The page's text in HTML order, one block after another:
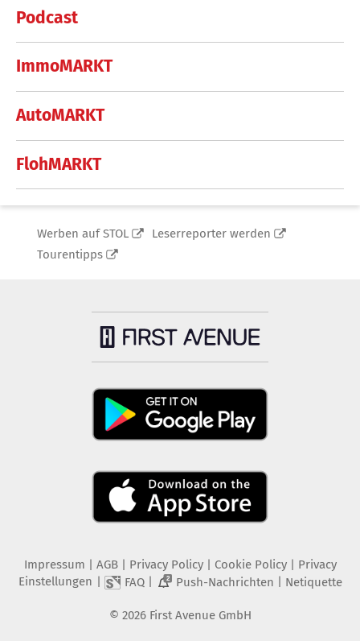
Podcast
ImmoMARKT
AutoMARKT
FlohMARKT
Werben auf STOL
Leserreporter werden
Tourentipps
Impressum AGB Privacy Policy| Cookie Policy| Privacy
Einstellungen
FAQ| 2 Push-Nachrichten Netiquette
© 2026 First Avenue GmbH